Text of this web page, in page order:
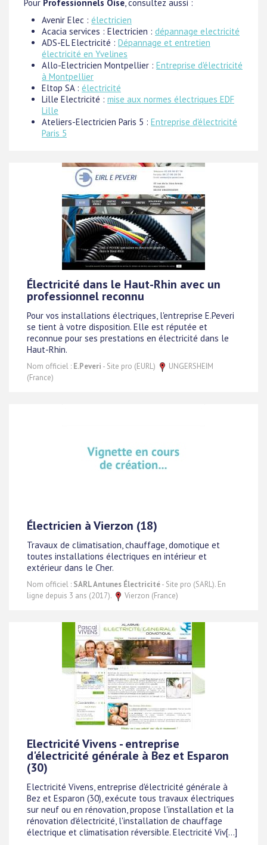
Pour Professionnels Oise, consultez aussi :
Avenir Elec : électricien
Acacia services : Electricien : dépannage electricité
ADS-EL Electricité : Dépannage et entretien
électricité en Yvelines
Allo-Electricien Montpellier : Entreprise d'électricité
à Montpellier
Eltop SA : électricité
Lille Electricité : mise aux normes électriques EDF
Lille
Ateliers-Electricien Paris 5 : Entreprise d'électricité
Paris 5
Électricité dans le Haut-Rhin avec un
professionnel reconnu
Pour vos installations électriques, l'entreprise E.Peveri
se tient à votre disposition. Elle est réputée et
reconnue pour ses prestations en électricité dans le
Haut-Rhin.
Nom officiel : E.Peveri - Site pro (EURL)
UNGERSHEIM
(France)
Électricien à Vierzon (18)
Travaux de climatisation, chauffage, domotique et
toutes installations électriques en intérieur et
extérieur dans le Cher.
Nom officiel : SARL Antunes Électricité- Site pro (SARL). En
ligne depuis 3 ans (2017).
Vierzon (France)
Electricité Vivens - entreprise
d'électricité générale à Bez et Esparon
(30)
Electricité Vivens, entreprise d'électricité générale à
Bez et Esparon (30), exécute tous travaux électriques
sur neuf ou en rénovation, propose l'installation et la
rénovation d'électricité, l'installation de chauffage
électrique et climatisation réversible. Electricité Viv[...]